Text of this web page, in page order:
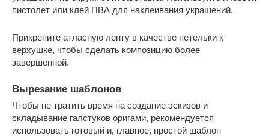
пистолет или клей ПВА для наклеивания украшений.
Прикрепите атласную ленту в качестве петельки к
верхушке, чтобы сделать композицию более
завершенной.
Вырезание шаблонов
Чтобы не тратить время на создание эскизов и
складывание галстуков оригами, рекомендуется
использовать готовый и, главное, простой шаблон